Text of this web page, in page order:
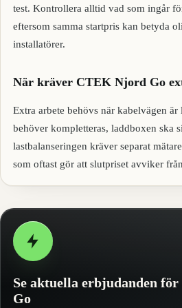
test. Kontrollera alltid vad som ingår
eftersom samma startpris kan betyda
installatörer.
När kräver CTEK Njord Go
Extra arbete behövs när kabelvägen är
behöver kompletteras, laddboxen ska
lastbalanseringen kräver separat
som oftast gör att slutpriset avviker
Se aktuella erbjudanden
Go